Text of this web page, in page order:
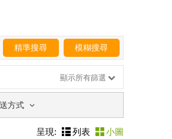
精準搜尋 模糊搜尋
顯示所有篩選
方式
呈現: 列表 小圖